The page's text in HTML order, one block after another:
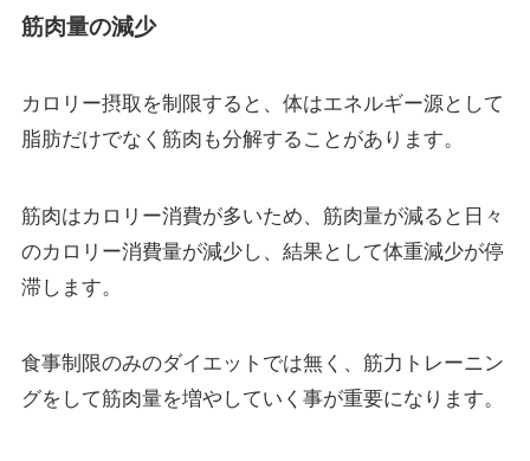
筋肉量の減少
カロリー摂取を制限すると、体はエネルギー源として
脂肪だけでなく筋肉も分解することがあります。
筋肉はカロリー消費が多いため、筋肉量が減ると日々
のカロリー消費量が減少し、結果として体重減少が停
滞します。
食事制限のみのダイエットでは無く、筋力トレーニン
グをして筋肉量を増やしていく事が重要になります。